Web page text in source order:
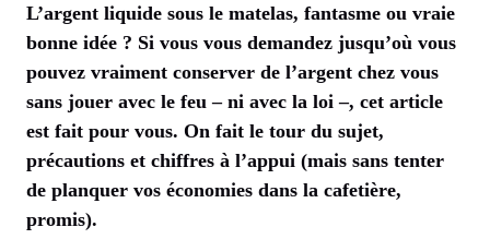
L’argent liquide sous le matelas, fantasme ou vraie
bonne idée ? Si vous vous demandez jusqu’où vous
pouvez vraiment conserver de l’argent chez vous
sans jouer avec le feu – ni avec la loi –, cet article
est fait pour vous. On fait le tour du sujet,
précautions et chiffres à l’appui (mais sans tenter
de planquer vos économies dans la cafetière,
promis).